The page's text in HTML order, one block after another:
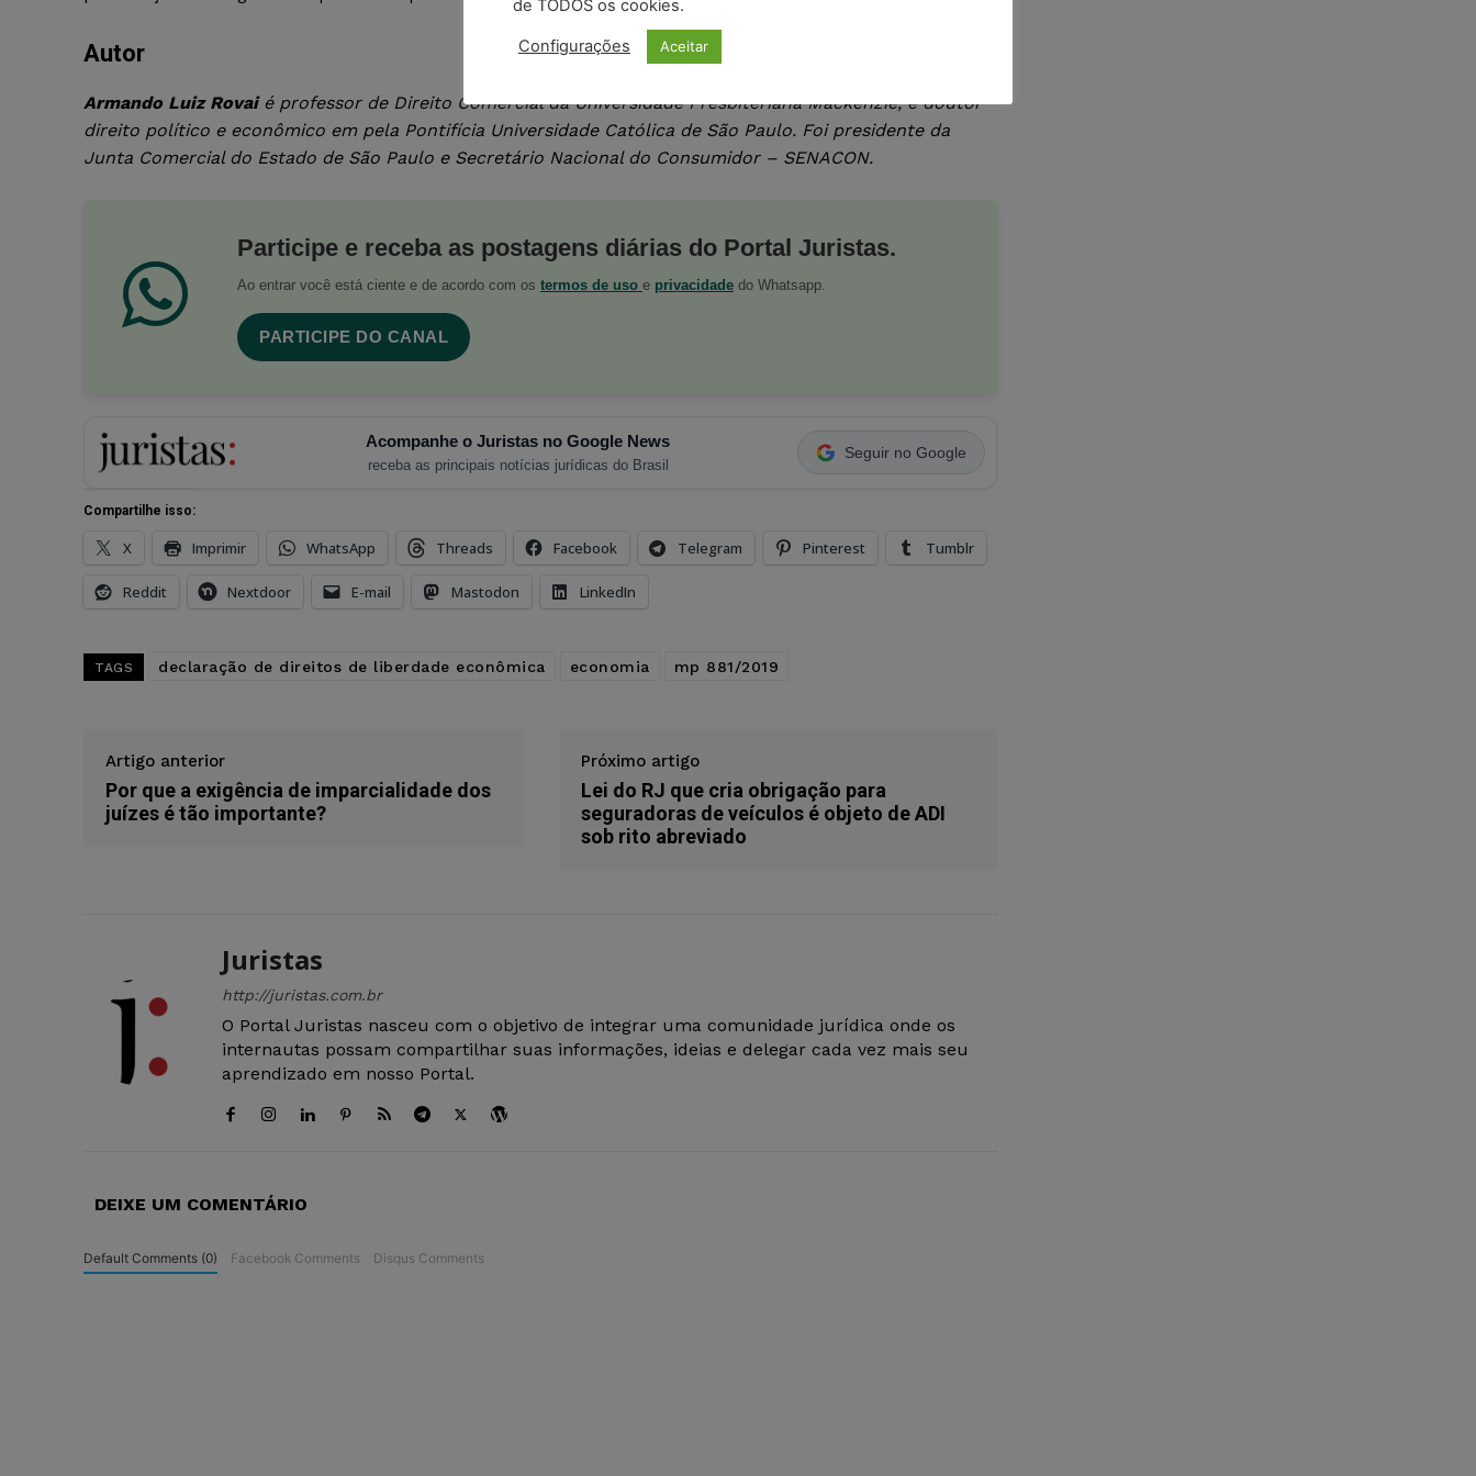
Autor
Armando Luiz Rovaié professor de Direito Comercial da Universidade Presbiteriana Mackenzie, e doutor
direito político e econômico em pela Pontifícia Universidade Católica de São Paulo. Foi presidente da
Junta Comercial do Estado de São Paulo e Secretário Nacional do Consumidor – SENACON.
Participe e receba as postagens diárias do Portal Juristas.
Ao entrar você está ciente e de acordo com os termos de uso e privacidade do Whatsapp.
PARTICIPE DO CANAL
Acompanhe o Juristas no Google News
receba as principais notícias jurídicas do Brasil
Seguir no Google
Compartilhe isso:
X Imprimir WhatsApp Threads Facebook Telegram Pinterest Tumblr
Reddit Nextdoor E-mail Mastodon LinkedIn
TAGS declaração de direitos de liberdade econômica economia mp 881/2019
Artigo anterior
Por que a exigência de imparcialidade dos
juízes é tão importante?
Próximo artigo
Lei do RJ que cria obrigação para
seguradoras de veículos é objeto de ADI
sob rito abreviado
Juristas
http://juristas.com.br
O Portal Juristas nasceu com o objetivo de integrar uma comunidade jurídica onde os
internautas possam compartilhar suas informações, ideias e delegar cada vez mais seu
aprendizado em nosso Portal.
DEIXE UM COMENTÁRIO
Default Comments (0) Facebook Comments Disqus Comments
de TODOS os cookies.
Configurações Aceitar